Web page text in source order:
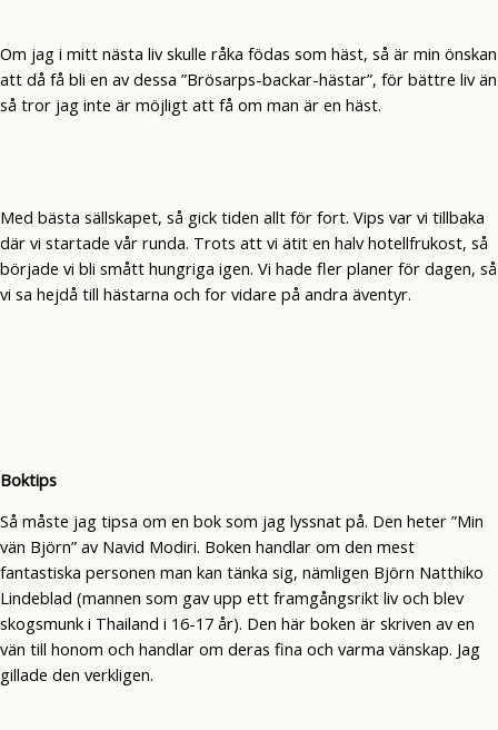
Om jag i mitt nästa liv skulle råka födas som häst, så är min önskan
att då få bli en av dessa ”Brösarps-backar-hästar”, för bättre liv än
så tror jag inte är möjligt att få om man är en häst.
Med bästa sällskapet, så gick tiden allt för fort. Vips var vi tillbaka
där vi startade vår runda. Trots att vi ätit en halv hotellfrukost, så
började vi bli smått hungriga igen. Vi hade fler planer för dagen, så
vi sa hejdå till hästarna och for vidare på andra äventyr.
Boktips
Så måste jag tipsa om en bok som jag lyssnat på. Den heter ”Min
vän Björn” av Navid Modiri. Boken handlar om den mest
fantastiska personen man kan tänka sig, nämligen Björn Natthiko
Lindeblad (mannen som gav upp ett framgångsrikt liv och blev
skogsmunk i Thailand i 16-17 år). Den här boken är skriven av en
vän till honom och handlar om deras fina och varma vänskap. Jag
gillade den verkligen.